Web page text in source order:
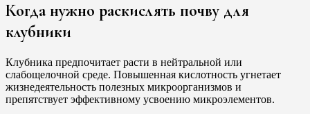
Когда нужно раскислять почву для
клубники
Клубника предпочитает расти в нейтральной или
слабощелочной среде. Повышенная кислотность угнетает
жизнедеятельность полезных микроорганизмов и
препятствует эффективному усвоению микроэлементов.